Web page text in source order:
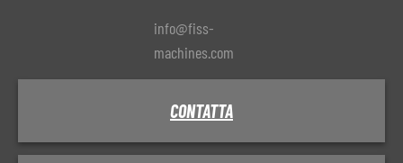
info@fiss-
machines.com
CONTATTA